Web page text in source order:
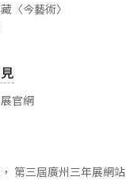
〈今藝術〉
官網
第三屆廣州三年展網站